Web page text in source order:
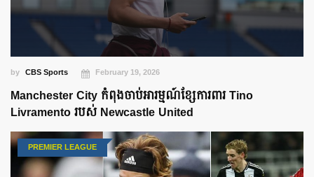
by CBS Sports February 19, 2026
Manchester City កំពុងចាប់អារម្មណ៍ខ្សែការពារ Tino
Livramento របស់ Newcastle United
PREMIER LEAGUE